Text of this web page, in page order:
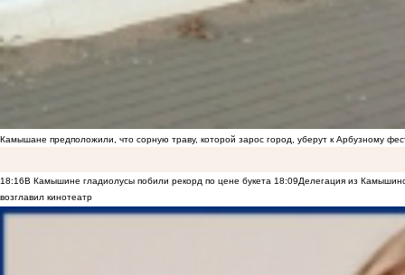
Камышане предположили, что сорную траву, которой зарос город, уберут к Арбузному
18:16В Камышине гладиолусы побили рекорд по цене букета 18:09Делегация из
возглавил кинотеатр